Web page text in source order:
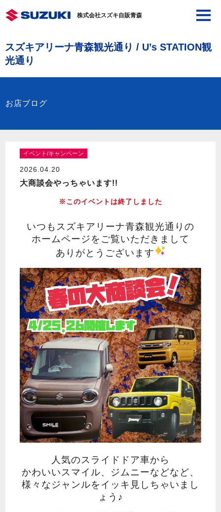
株式会社スズキ自販青森
スズキアリーナ青森観光通り / U’s STATION観
光通り
お店ブログ
イベント/キャンペーン
2026.04.20
大商談会やっちゃいます!!
※このイベントは終了しました
いつもスズキアリーナ青森観光通りの
ホームページをご覧いただきまして
ありがとうございます
人気のスライドドア車から
かわいいスマイル、ジムニーなどなど、
様々なジャンルをイッキ見しちゃいまし
ょう♪